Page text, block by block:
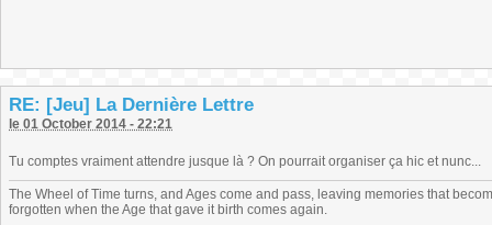
RE: [Jeu] La Dernière Lettre
le 01 October 2014 - 22:21
Tu comptes vraiment attendre jusque là ? On pourrait organiser ça hic et nunc...
The Wheel of Time turns, and Ages come and pass, leaving memories that
forgotten when the Age that gave it birth comes again.